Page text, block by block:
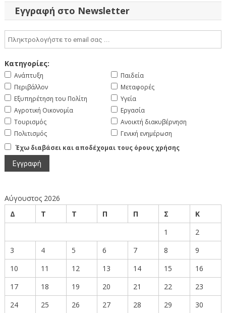
Εγγραφή στο Newsletter
Κατηγορίες:
Ανάπτυξη
Περιβάλλον
Εξυπηρέτηση του Πολίτη
Αγροτική Οικονομία
Τουρισμός
Πολιτισμός
Παιδεία
Μεταφορές
Υγεία
Εργασία
Ανοικτή διακυβέρνηση
Γενική ενημέρωση
Έχω διαβάσει και αποδέχομαι τους όρους χρήσης
Αύγουστος 2026
Δ
Τ Τ Π Π Σ
Κ
1
2
3
4 5 6 7 8
9
10
11 12 13 14 15
16
17
18 19 20 21 22
23
24
25 26 27 28 29 30